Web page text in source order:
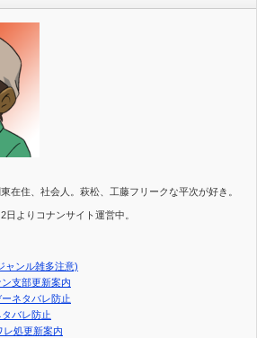
在住、社会人。萩松、工藤フリークな平次が好き。
日よりコナンサイト運営中。
ャンル雑多注意)
支部更新案内
ネタバレ防止
バレ防止
レ処更新案内